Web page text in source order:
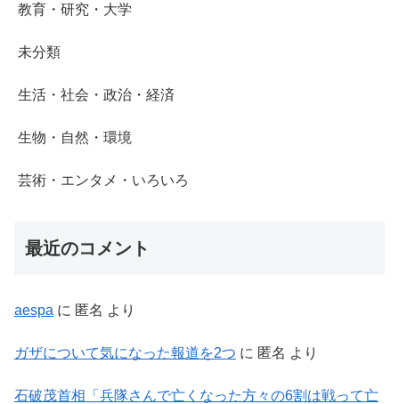
教育・研究・大学
未分類
生活・社会・政治・経済
生物・自然・環境
芸術・エンタメ・いろいろ
最近のコメント
aespa に 匿名 より
ガザについて気になった報道を2つ に 匿名 より
石破茂首相「兵隊さんで亡くなった方々の6割は戦って亡